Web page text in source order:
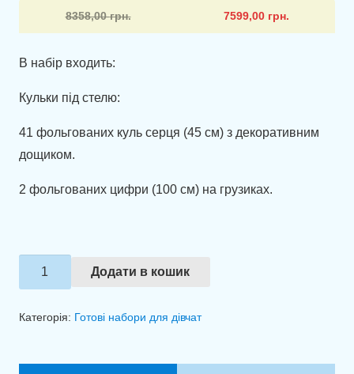
8358,00грн.
Оригінальна
ціна:
8358,00 грн..
7599,00 грн.
Поточна
ціна:
7599,00 грн..
В набір входить:
Кульки під стелю:
41 фольгованих куль серця (45 см) з декоративним
дощиком.
2 фольгованих цифри (100 см) на грузиках.
Набір
куль
Додати в кошик
Категорія: Готові набори для дівчат